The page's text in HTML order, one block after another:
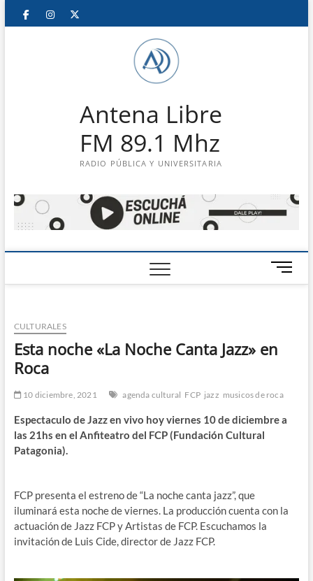
Saltar
FacebookInstagram
Antena Libre
FM 89.1 Mhz
RADIO PÚBLICA Y UNIVERSITARIA
B
o
e
ú
CULTURALES
Esta noche «La Noche Canta Jazz» en
Roca
10 diciembre, 2021 agenda cultural FCP jazz musicos de roca
Espectaculo de Jazz en vivo hoy viernes 10 de diciembre a
las 21hs en el Anfiteatro del FCP (Fundación Cultural
Patagonia).
FCP presenta el estreno de “La noche canta jazz”, que
iluminará esta noche de viernes. La producción cuenta con la
actuación de Jazz FCP y Artistas de FCP. Escuchamos la
invitación de Luis Cide, director de Jazz FCP.